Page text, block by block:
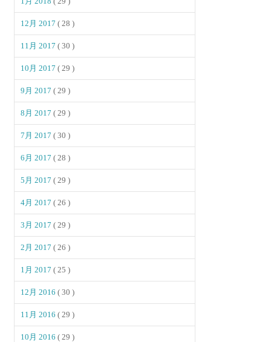
12月 2017( 28 )
11月 2017( 30 )
10月 2017( 29 )
9月 2017( 29 )
8月 2017( 29 )
7月 2017( 30 )
6月 2017( 28 )
5月 2017( 29 )
4月 2017( 26 )
3月 2017( 29 )
2月 2017( 26 )
1月 2017( 25 )
12月 2016( 30 )
11月 2016( 29 )
10月 2016( 29 )